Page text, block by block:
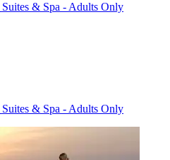
& Spa - Adults Only
& Spa - Adults Only